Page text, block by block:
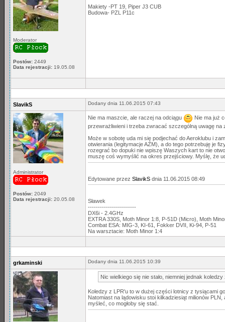
Moderator
Postów: 2449
Data rejestracji: 19.05.08
Makiety -PT 19, Piper J3 CUB
Budowa- PZL P11c
SlavikS Dodany dnia 11.06.2015 07:43
Administrator
Postów: 2049
Data rejestracji: 20.05.08
Nie ma maszcie, ale raczej na odciągu
Nie ma już
przewrażliwieni i trzeba zwracać szczególną uwagę
Może w sobotę uda mi się podjechać do Aeroklubu i
otwierania (legitymacje AZM), a do tego potrzebuję je
rozegrać bo dopuki nie wpiszę Waszych kart to nie
muszę coś wymyślić na okres przejściowy. Myślę, że
Edytowane przez SlavikS dnia 11.06.2015 08:49
Sławek
------------------------
DX6i - 2.4GHz
EXTRA 330S, Moth Minor 1:8, P-51D (Micro), Moth
Combat ESA: MIG-3, KI-61, Fokker DVII, Ki-94, P-51
Na warsztacie: Moth Minor 1:4
grkaminski Dodany dnia 11.06.2015 10:39
Nic wielkiego się nie stało, niemniej jednak
Koledzy z LPR'u to w dużej części lotnicy z tysiącami
Natomiast na lądowisku stoi kilkadziesiąt milionów
myśleć, co mogłoby się stać.